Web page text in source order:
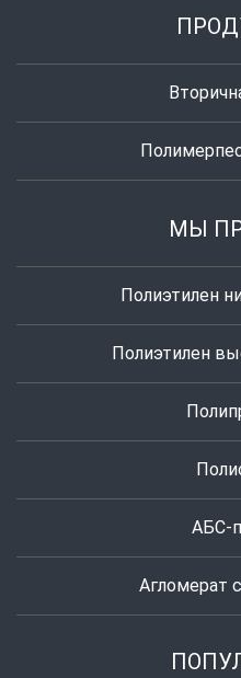
МЫ
Полиэтилен
Полиэтилен
АБС-
Агломерат